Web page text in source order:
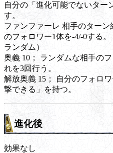
自分の「進化可能でないター
す。
ファンファーレ 相手のターン
のフォロワー1体を-4/-0する
ランダム）
奥義 10； ランダムな相手の
れを3回行う。
解放奥義 15； 自分のフォロ
撃できる」を持つ。
進化後
効果なし